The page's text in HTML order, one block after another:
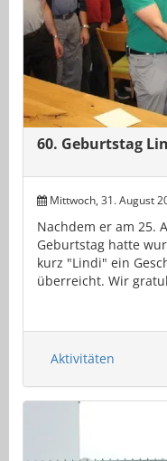
60. Geburtstag
Mittwoch, 31. August
Nachdem er am 25.
Geburtstag hatte
kurz "Lindi" ein
überreicht. Wir
Aktivitäten